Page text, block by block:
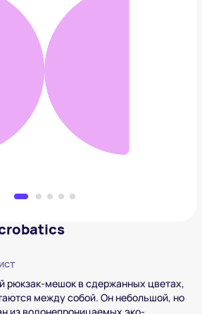
Ucon Acrobatics
12 199 ₽
Добавить в вишлист
рюкзак-мешок в сдержанных цветах,
между собой. Он небольшой, но